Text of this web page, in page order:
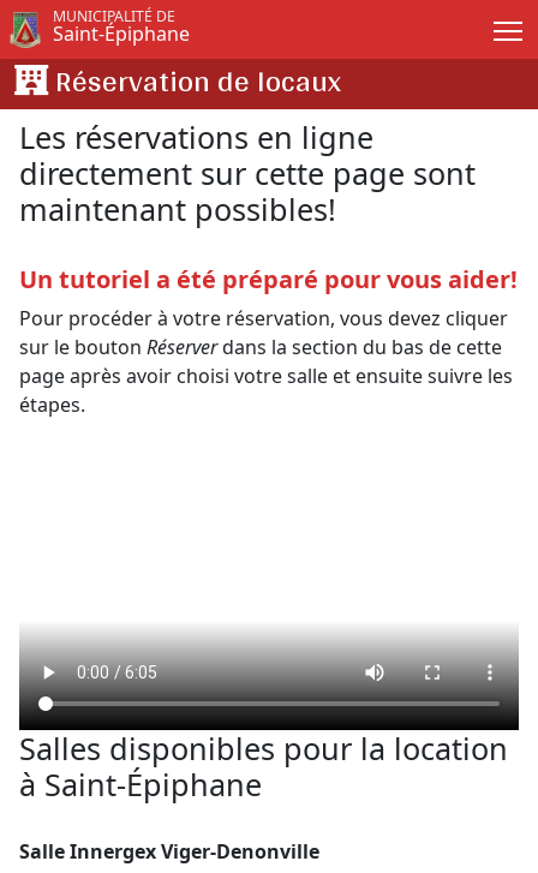
Passer au contenu principal
MUNICIPALITÉ DE
Saint-Épiphane
Réservation de locaux
Les réservations en ligne
directement sur cette page sont
maintenant possibles!
Un tutoriel a été préparé pour vous aider!
Pour procéder à votre réservation, vous devez cliquer
sur le bouton Réserverdans la section du bas de cette
page après avoir choisi votre salle et ensuite suivre les
étapes.
Salles disponibles pour la location
à Saint-Épiphane
Salle Innergex Viger-Denonville